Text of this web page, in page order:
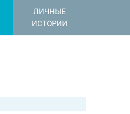
ЛИЧНЫЕ
ИСТОРИИ